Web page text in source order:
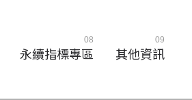
08
永續指標專區
09
其他資訊